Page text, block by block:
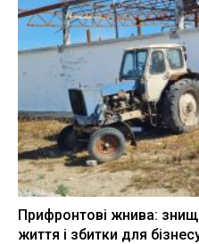
Прифронтові жнива:
життя і збитки для